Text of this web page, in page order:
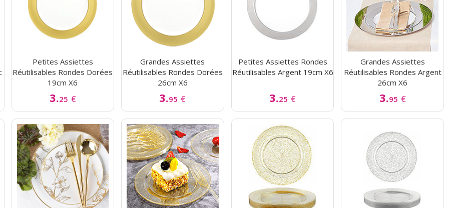
Petites Assiettes
Réutilisables Rondes Dorées
19cm X6
3.25 €
Grandes Assiettes
Réutilisables Rondes Dorées
26cm X6
3.95 €
Petites Assiettes Rondes
Réutilisables Argent 19cm X6
3.25 €
Grandes Assiettes
Réutilisables Rondes Argent
26cm X6
3.95 €